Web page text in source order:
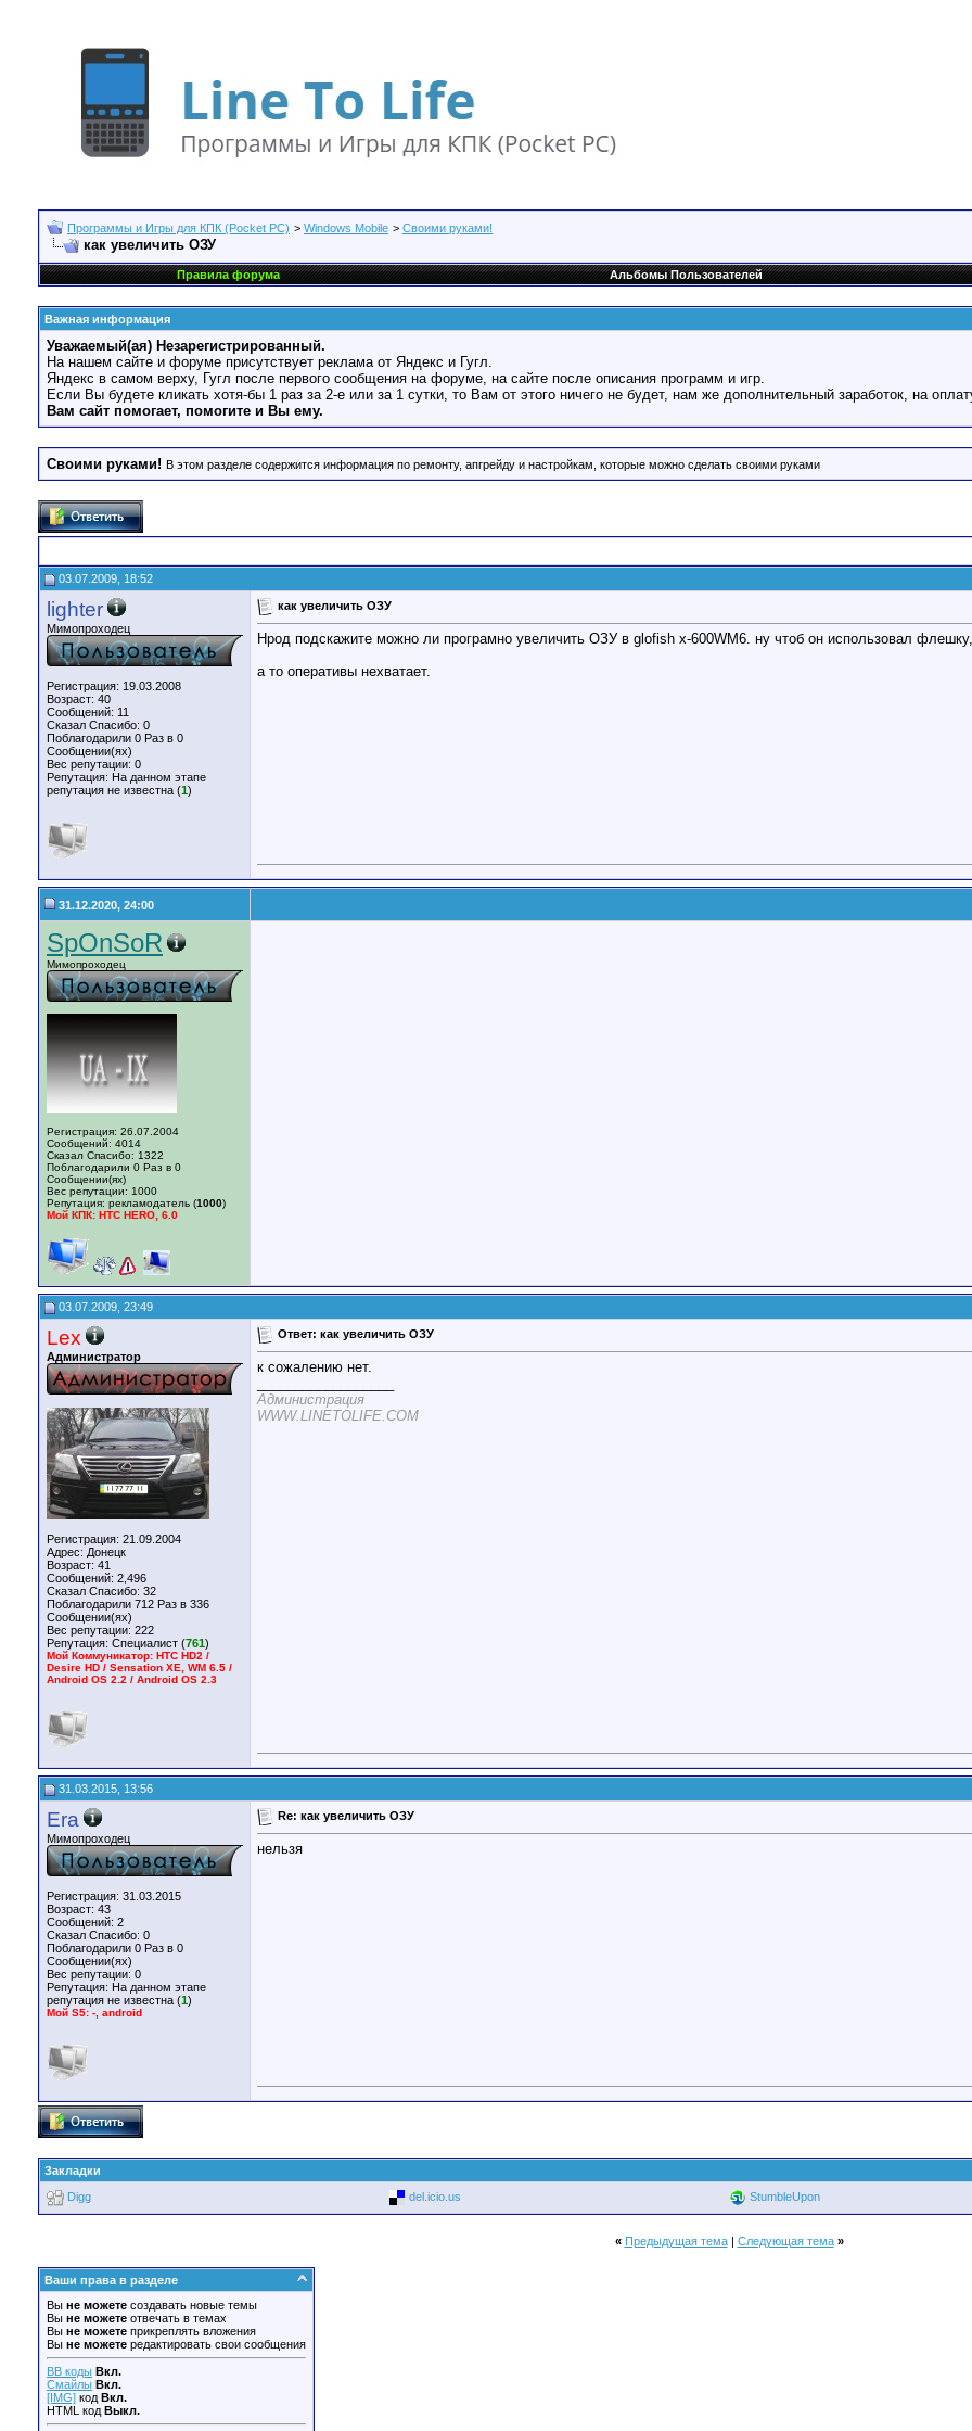
Программы и Игры для КПК (Pocket PC) > Windows Mobile > Своими руками!
как увеличить ОЗУ
Правила форума Альбомы Пользователей
Важная информация
Уважаемый(ая) Незарегистрированный.
На нашем сайте и форуме присутствует реклама от Яндекс и Гугл.
Яндекс в самом верху, Гугл после первого сообщения на форуме, на сайте после описания программ и игр.
Если Вы будете кликать хотя-бы 1 раз за 2-е или за 1 сутки, то Вам от этого ничего не будет, нам же дополнительный заработок, на
Вам сайт помогает, помогите и Вы ему.
Своими руками! В этом разделе содержится информация по ремонту, апгрейду и настройкам, которые можно сделать своими руками
03.07.2009, 18:52
lighter
Мимопроходец
Регистрация: 19.03.2008
Возраст: 40
Сообщений: 11
Сказал Спасибо: 0
Поблагодарили 0 Раз в 0
Сообщении(ях)
Вес репутации: 0
Репутация: На данном этапе
репутация не известна (1)
как увеличить ОЗУ
Нрод подскажите можно ли програмно увеличить ОЗУ в glofish x-600WМ6. ну чтоб он использовал
а то оперативы нехватает.
31.12.2020, 24:00
SpOnSoR
Мимопроходец
Регистрация: 26.07.2004
Сообщений: 4014
Сказал Спасибо: 1322
Поблагодарили 0 Раз в 0
Сообщении(ях)
Вес репутации: 1000
Репутация: рекламодатель (1000)
Мой КПК: HTC HERO, 6.0
03.07.2009, 23:49
Lex
Администратор
Регистрация: 21.09.2004
Адрес: Донецк
Возраст: 41
Сообщений: 2,496
Сказал Спасибо: 32
Поблагодарили 712 Раз в 336
Сообщении(ях)
Вес репутации: 222
Репутация: Специалист (761)
Мой Коммуникатор: HTC HD2 /
Desire HD / Sensation XE, WM 6.5 /
Android OS 2.2 / Android OS 2.3
Ответ: как увеличить ОЗУ
к сожалению нет.
Администрация
WWW.LINETOLIFE.COM
31.03.2015, 13:56
Era
Мимопроходец
Регистрация: 31.03.2015
Возраст: 43
Сообщений: 2
Сказал Спасибо: 0
Поблагодарили 0 Раз в 0
Сообщении(ях)
Вес репутации: 0
Репутация: На данном этапе
репутация не известна (1)
Мой S5: -, android
Re: как увеличить ОЗУ
нельзя
Закладки
Digg
del.icio.us StumbleUpon
« Предыдущая тема| Следующая тема »
Ваши права в разделе
Вы не можете создавать новые темы
Вы не можете отвечать в темах
Вы не можете прикреплять вложения
Вы не можете редактировать свои сообщения
BB коды Вкл.
Смайлы Вкл.
[IMG] код Вкл.
HTML код Выкл.